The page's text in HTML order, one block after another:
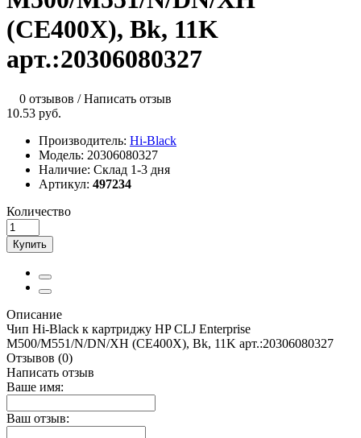
(CE400X), Bk, 11K
арт.:20306080327
0 отзывов /Написать отзыв
10.53 руб.
Производитель: Hi-Black
Модель: 20306080327
Наличие: Склад 1-3 дня
Артикул: 497234
Количество
Купить
Описание
Чип Hi-Black к картриджу HP CLJ Enterprise
M500/M551/N/DN/XH (CE400X), Bk, 11K арт.:20306080327
Отзывов (0)
Написать отзыв
Ваше имя:
Ваш отзыв: